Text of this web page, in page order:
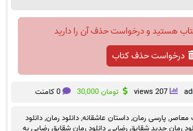
هستید و درخواست حذف آن را دارید
درخواست حذف کتاب
207 views تومان30,000 0 کامنت
معاصر, پارسی رمان,داستان عاشقانه,دانلود رمان,دانلود
رمان جدید شقایق رضایی,دانلود رمان شقایق رضایی به